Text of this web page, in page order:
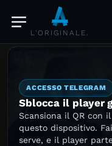
L'ORIGINALE.
ACCESSO TELEGRAM
Sblocca il player
Scansiona il QR con
questo dispositivo.
serve, e il player